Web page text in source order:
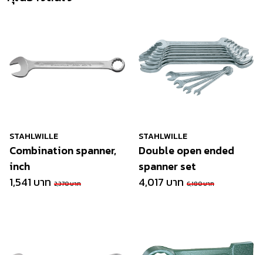
STAHLWILLE
Combination spanner,
inch
1,541 บาท 2,370 บาท
STAHLWILLE
Double open ended
spanner set
4,017 บาท 6,180 บาท